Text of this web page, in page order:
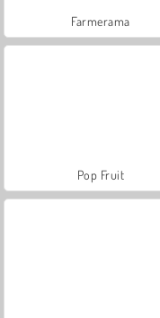
Farmerama
Pop Fruit